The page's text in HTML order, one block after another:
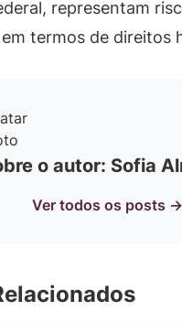
representam
termos de direitos
o autor: Sofia
Ver todos os posts →